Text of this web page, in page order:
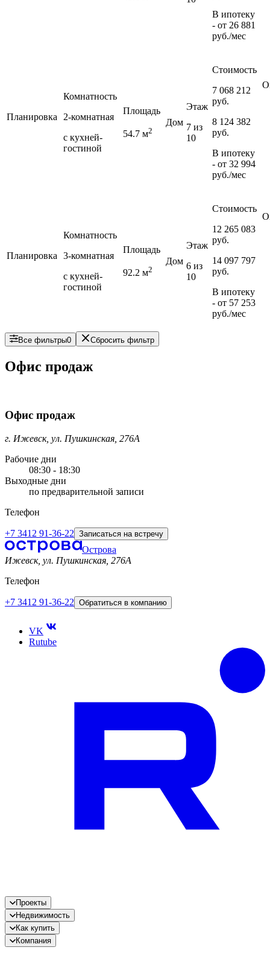
В ипотеку
- от 26 881
руб./мес
Планировка
Комнатность
2-комнатная
с кухней-
гостиной
Площадь
54.7 м2
Дом
Этаж
7 из
10
Стоимость
7 068 212
руб.
8 124 382
руб.
В ипотеку
- от 32 994
руб./мес
Планировка
Комнатность
3-комнатная
с кухней-
гостиной
Площадь
92.2 м2
Дом
Этаж
6 из
10
Стоимость
12 265 083
руб.
14 097 797
руб.
В ипотеку
- от 57 253
руб./мес
Все фильтры0 Сбросить фильтр
Офис продаж
Офис продаж
г. Ижевск, ул. Пушкинская, 276А
Рабочие дни
08:30 - 18:30
Выходные дни
по предварительной записи
Телефон
+7 3412 91-36-22 Записаться на встречу
Острова
Ижевск, ул. Пушкинская, 276A
Телефон
+7 3412 91-36-22 Обратиться в компанию
VK
Rutube
Проекты
Недвижимость
Как купить
Компания